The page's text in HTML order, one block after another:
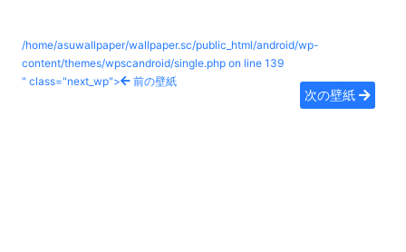
/home/asuwallpaper/wallpaper.sc/public_html/android/wp-
content/themes/wpscandroid/single.php on line 139
" class="next_wp">
前の壁紙
次の壁紙